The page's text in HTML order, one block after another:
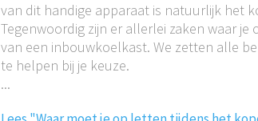
van dit handige apparaat is natuurlijk het
Tegenwoordig zijn er allerlei zaken waar
van een inbouwkoelkast. We zetten alle
te helpen bij je keuze.
...